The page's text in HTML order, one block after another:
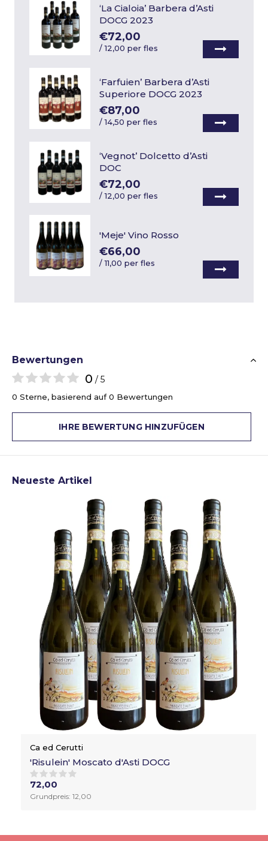
‘La Cialoia’ Barbera d’Asti
DOCG 2023
€72,00
/12,00 per fles
‘Farfuien’ Barbera d’Asti
Superiore DOCG 2023
€87,00
/14,50 per fles
‘Vegnot’ Dolcetto d’Asti
DOC
€72,00
/12,00 per fles
'Meje' Vino Rosso
€66,00
/11,00 per fles
Bewertungen
0 / 5
0 Sterne, basierend auf 0 Bewertungen
IHRE BEWERTUNG HINZUFÜGEN
Neueste Artikel
Ca ed Cerutti
'Risulein' Moscato d'Asti DOCG
72,00
Grundpreis: 12,00